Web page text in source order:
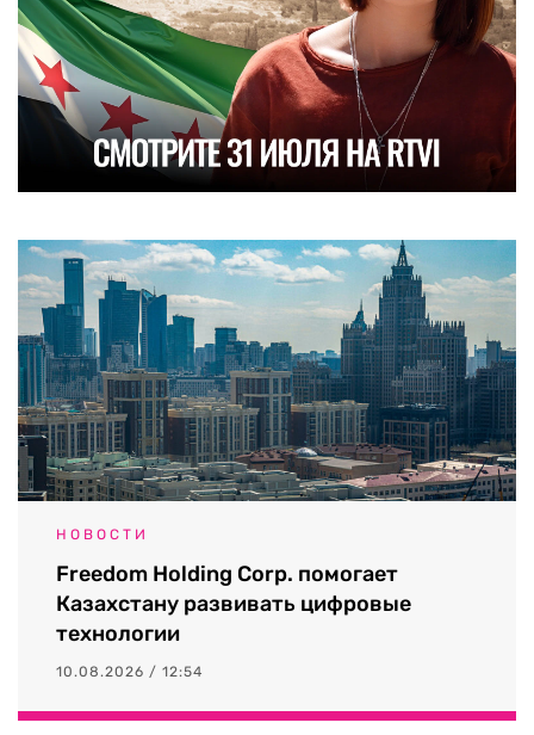
НОВОСТИ
Freedom Holding Corp. помогает
Казахстану развивать цифровые
технологии
10.08.2026 / 12:54